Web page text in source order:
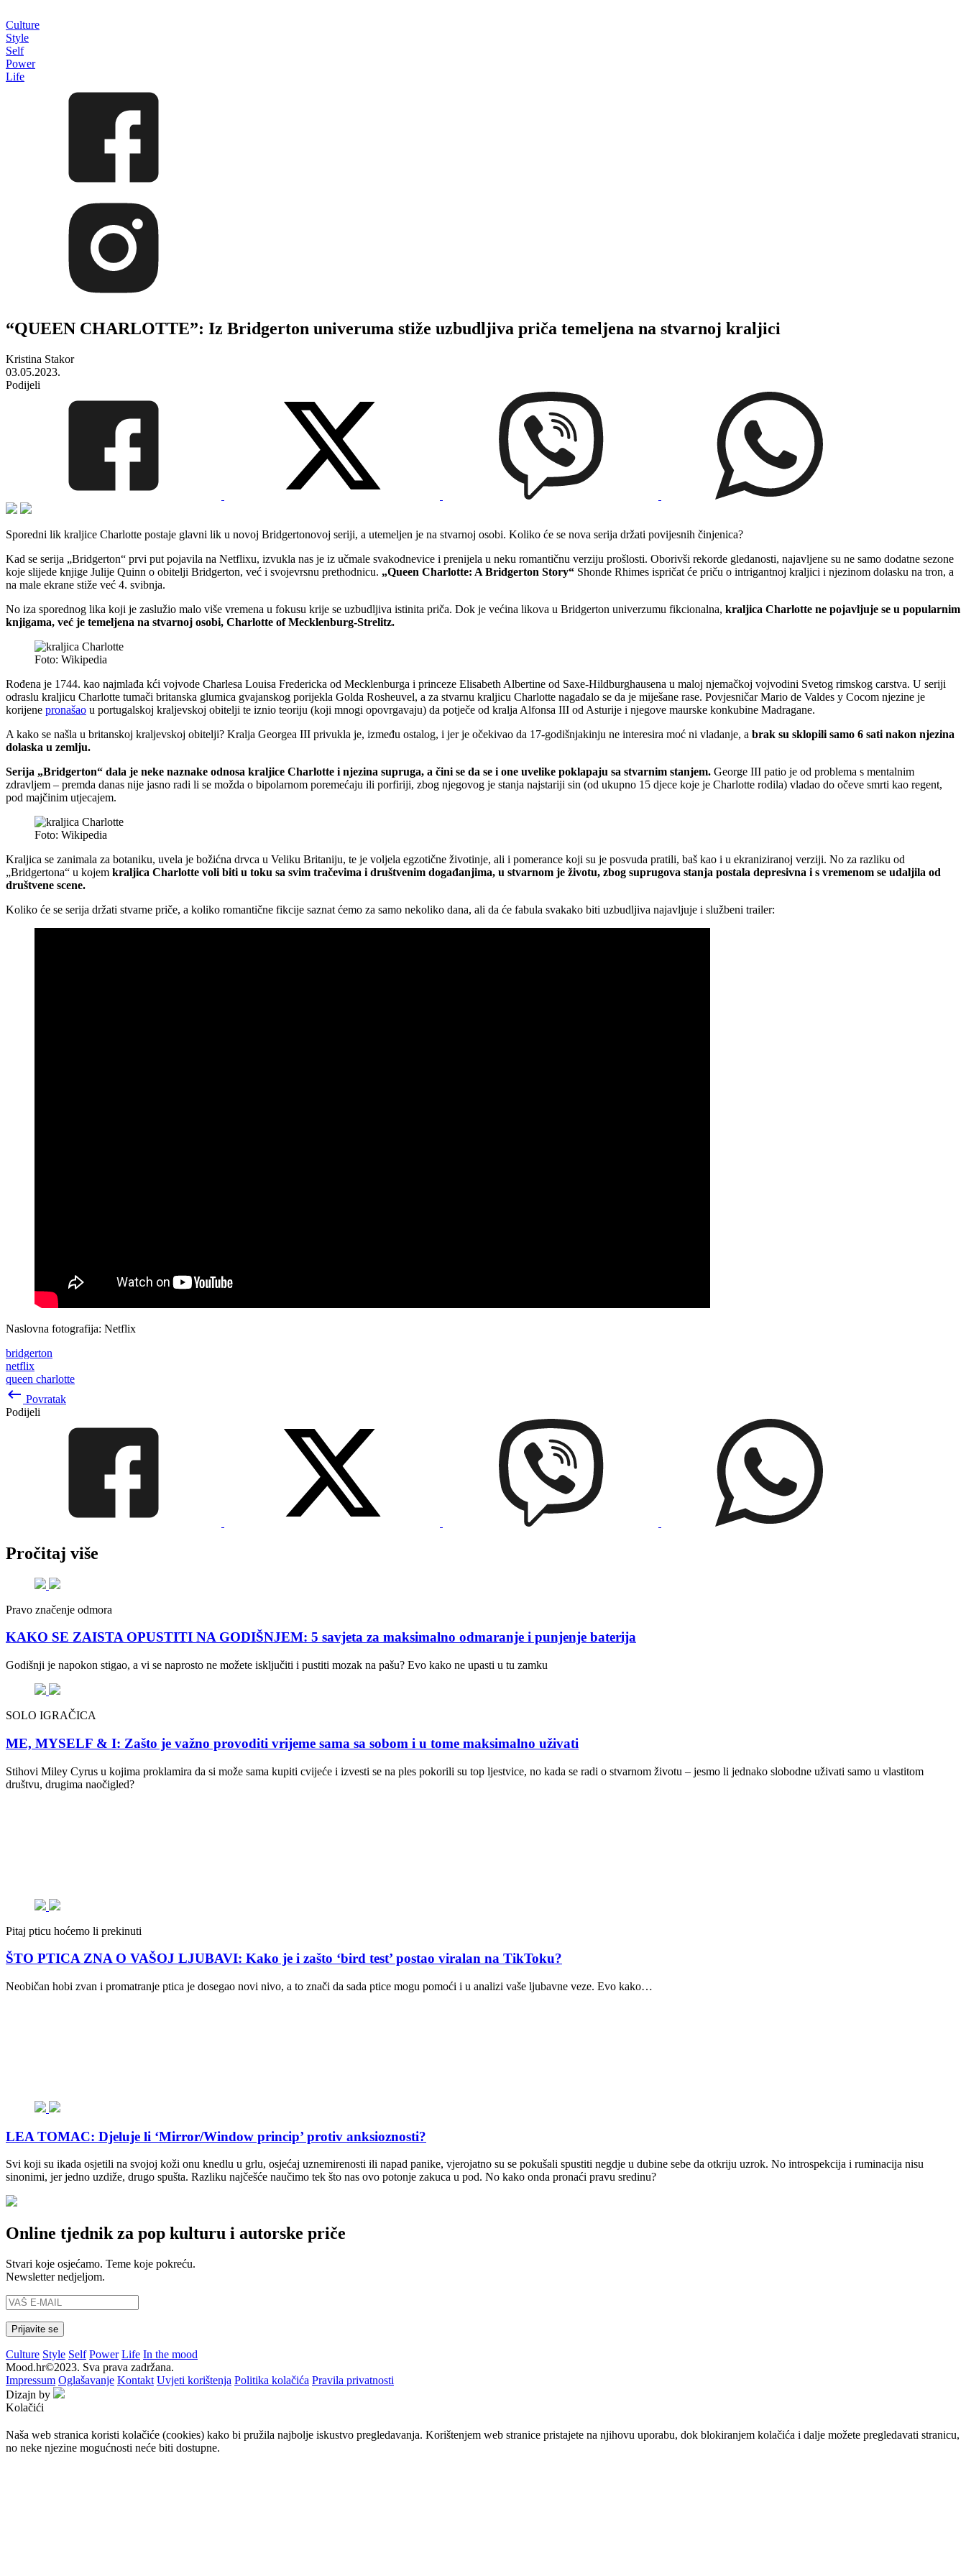
Culture
Style
Self
Power
Life
“QUEEN CHARLOTTE”: Iz Bridgerton univeruma stiže uzbudljiva priča temeljena na stvarnoj kraljici
Kristina Stakor
03.05.2023.
Podijeli
Sporedni lik kraljice Charlotte postaje glavni lik u novoj Bridgertonovoj seriji, a utemeljen je na stvarnoj osobi. Koliko će se nova serija držati povijesnih činjenica?
Kad se serija „Bridgerton“ prvi put pojavila na Netflixu, izvukla nas je iz učmale svakodnevice i prenijela u neku romantičnu verziju prošlosti. Oborivši rekorde gledanosti, najavljene su ne samo dodatne sezone
koje slijede knjige Julije Quinn o obitelji Bridgerton, već i svojevrsnu prethodnicu. „Queen Charlotte: A Bridgerton Story“ Shonde Rhimes ispričat će priču o intrigantnoj kraljici i njezinom dolasku na tron, a
na male ekrane stiže već 4. svibnja.
No iza sporednog lika koji je zaslužio malo više vremena u fokusu krije se uzbudljiva istinita priča. Dok je većina likova u Bridgerton univerzumu fikcionalna, kraljica Charlotte ne pojavljuje se u popularnim
knjigama, već je temeljena na stvarnoj osobi, Charlotte of Mecklenburg-Strelitz.
Foto: Wikipedia
Rođena je 1744. kao najmlađa kći vojvode Charlesa Louisa Fredericka od Mecklenburga i princeze Elisabeth Albertine od Saxe-Hildburghausena u maloj njemačkoj vojvodini Svetog rimskog carstva. U seriji
odraslu kraljicu Charlotte tumači britanska glumica gvajanskog porijekla Golda Rosheuvel, a za stvarnu kraljicu Charlotte nagađalo se da je miješane rase. Povjesničar Mario de Valdes y Cocom njezine je
korijene pronašao u portugalskoj kraljevskoj obitelji te iznio teoriju (koji mnogi opovrgavaju) da potječe od kralja Alfonsa III od Asturije i njegove maurske konkubine Madragane.
A kako se našla u britanskoj kraljevskoj obitelji? Kralja Georgea III privukla je, između ostalog, i jer je očekivao da 17-godišnjakinju ne interesira moć ni vladanje, a brak su sklopili samo 6 sati nakon njezina
dolaska u zemlju.
Serija „Bridgerton“ dala je neke naznake odnosa kraljice Charlotte i njezina supruga, a čini se da se i one uvelike poklapaju sa stvarnim stanjem. George III patio je od problema s mentalnim
zdravljem – premda danas nije jasno radi li se možda o bipolarnom poremećaju ili porfiriji, zbog njegovog je stanja najstariji sin (od ukupno 15 djece koje je Charlotte rodila) vladao do očeve smrti kao regent,
pod majčinim utjecajem.
Foto: Wikipedia
Kraljica se zanimala za botaniku, uvela je božićna drvca u Veliku Britaniju, te je voljela egzotične životinje, ali i pomerance koji su je posvuda pratili, baš kao i u ekraniziranoj verziji. No za razliku od
„Bridgertona“ u kojem kraljica Charlotte voli biti u toku sa svim tračevima i društvenim događanjima, u stvarnom je životu, zbog suprugova stanja postala depresivna i s vremenom se udaljila od
društvene scene.
Koliko će se serija držati stvarne priče, a koliko romantične fikcije saznat ćemo za samo nekoliko dana, ali da će fabula svakako biti uzbudljiva najavljuje i službeni trailer:
Naslovna fotografija: Netflix
bridgerton
netflix
queen charlotte
keyboard_backspace Povratak
Podijeli
Pročitaj više
Pravo značenje odmora
KAKO SE ZAISTA OPUSTITI NA GODIŠNJEM: 5 savjeta za maksimalno odmaranje i punjenje baterija
Godišnji je napokon stigao, a vi se naprosto ne možete isključiti i pustiti mozak na pašu? Evo kako ne upasti u tu zamku
SOLO IGRAČICA
ME, MYSELF & I: Zašto je važno provoditi vrijeme sama sa sobom i u tome maksimalno uživati
Stihovi Miley Cyrus u kojima proklamira da si može sama kupiti cvijeće i izvesti se na ples pokorili su top ljestvice, no kada se radi o stvarnom životu – jesmo li jednako slobodne uživati samo u vlastitom
društvu, drugima naočigled?
Pitaj pticu hoćemo li prekinuti
ŠTO PTICA ZNA O VAŠOJ LJUBAVI: Kako je i zašto ‘bird test’ postao viralan na TikToku?
Neobičan hobi zvan i promatranje ptica je dosegao novi nivo, a to znači da sada ptice mogu pomoći i u analizi vaše ljubavne veze. Evo kako…
LEA TOMAC: Djeluje li ‘Mirror/Window princip’ protiv anksioznosti?
Svi koji su ikada osjetili na svojoj koži onu knedlu u grlu, osjećaj uznemirenosti ili napad panike, vjerojatno su se pokušali spustiti negdje u dubine sebe da otkriju uzrok. No introspekcija i ruminacija nisu
sinonimi, jer jedno uzdiže, drugo spušta. Razliku najčešće naučimo tek što nas ovo potonje zakuca u pod. No kako onda pronaći pravu sredinu?
Online tjednik za pop kulturu i autorske priče
Stvari koje osjećamo. Teme koje pokreću.
Newsletter nedjeljom.
Culture Style Self Power Life In the mood
Mood.hr©2023. Sva prava zadržana.
Impressum Oglašavanje Kontakt Uvjeti korištenja Politika kolačića Pravila privatnosti
Dizajn by
Kolačići
Naša web stranica koristi kolačiće (cookies) kako bi pružila najbolje iskustvo pregledavanja. Korištenjem web stranice pristajete na njihovu uporabu, dok blokiranjem kolačića i dalje možete pregledavati stranicu,
no neke njezine mogućnosti neće biti dostupne.